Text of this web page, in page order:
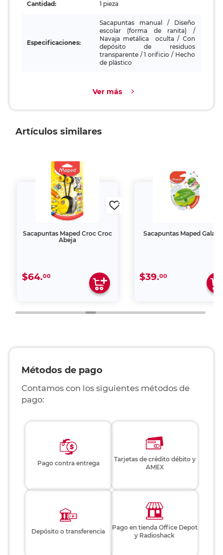
Cantidad: 1 pieza
Especificaciones:
Sacapuntas manual / Diseño
escolar (forma de ranita) /
Navaja metálica oculta / Con
depósito de residuos
transparente / 1 orificio / Hecho
de plástico
Ver más
Artículos similares
Sacapuntas Maped Croc Croc
Abeja
$64.00
Sacapuntas Maped
$39.00
Métodos de pago
Contamos con los siguientes métodos de
pago:
Pago contra entrega
Tarjetas de crédito débito y
AMEX
Depósito o transferencia
Pago en tienda Office Depot
y Radioshack